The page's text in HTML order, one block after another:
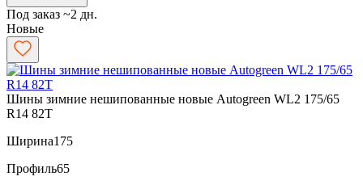
Под заказ ~2 дн.
Новые
Шины зимние нешипованные новые Autogreen WL2 175/65
R14 82T
Ширина175
Профиль65